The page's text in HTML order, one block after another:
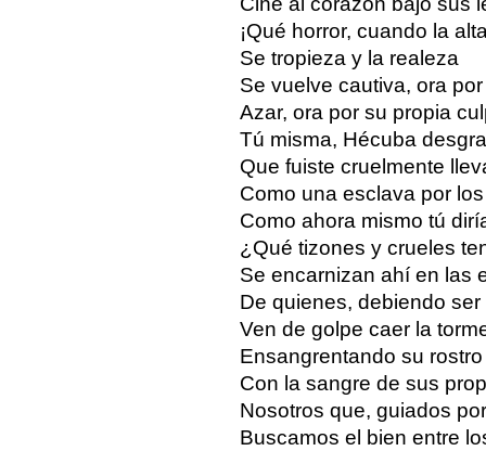
¡Qué horror, cuando la
Se tropieza y la realeza
Se vuelve cautiva, ora por
Azar, ora por su propia
Tú misma, Hécuba
Que fuiste cruelmente
Como una esclava por
Como ahora mismo tú
¿Qué tizones y crueles
Se encarnizan ahí en las
De quienes, debiendo ser
Ven de golpe caer la
Ensangrentando su
Con la sangre de sus
Nosotros que, guiados
Buscamos el bien entre